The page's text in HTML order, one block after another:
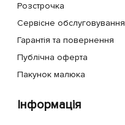
Розстрочка
Сервісне обслуговування
Гарантія та повернення
Публічна оферта
Пакунок малюка
Інформація